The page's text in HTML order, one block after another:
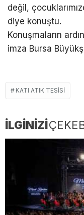
değil,
diye konuştu.
Konuşmaların
imza Bursa
KATI ATIK TESISI
İLGİNİZİ